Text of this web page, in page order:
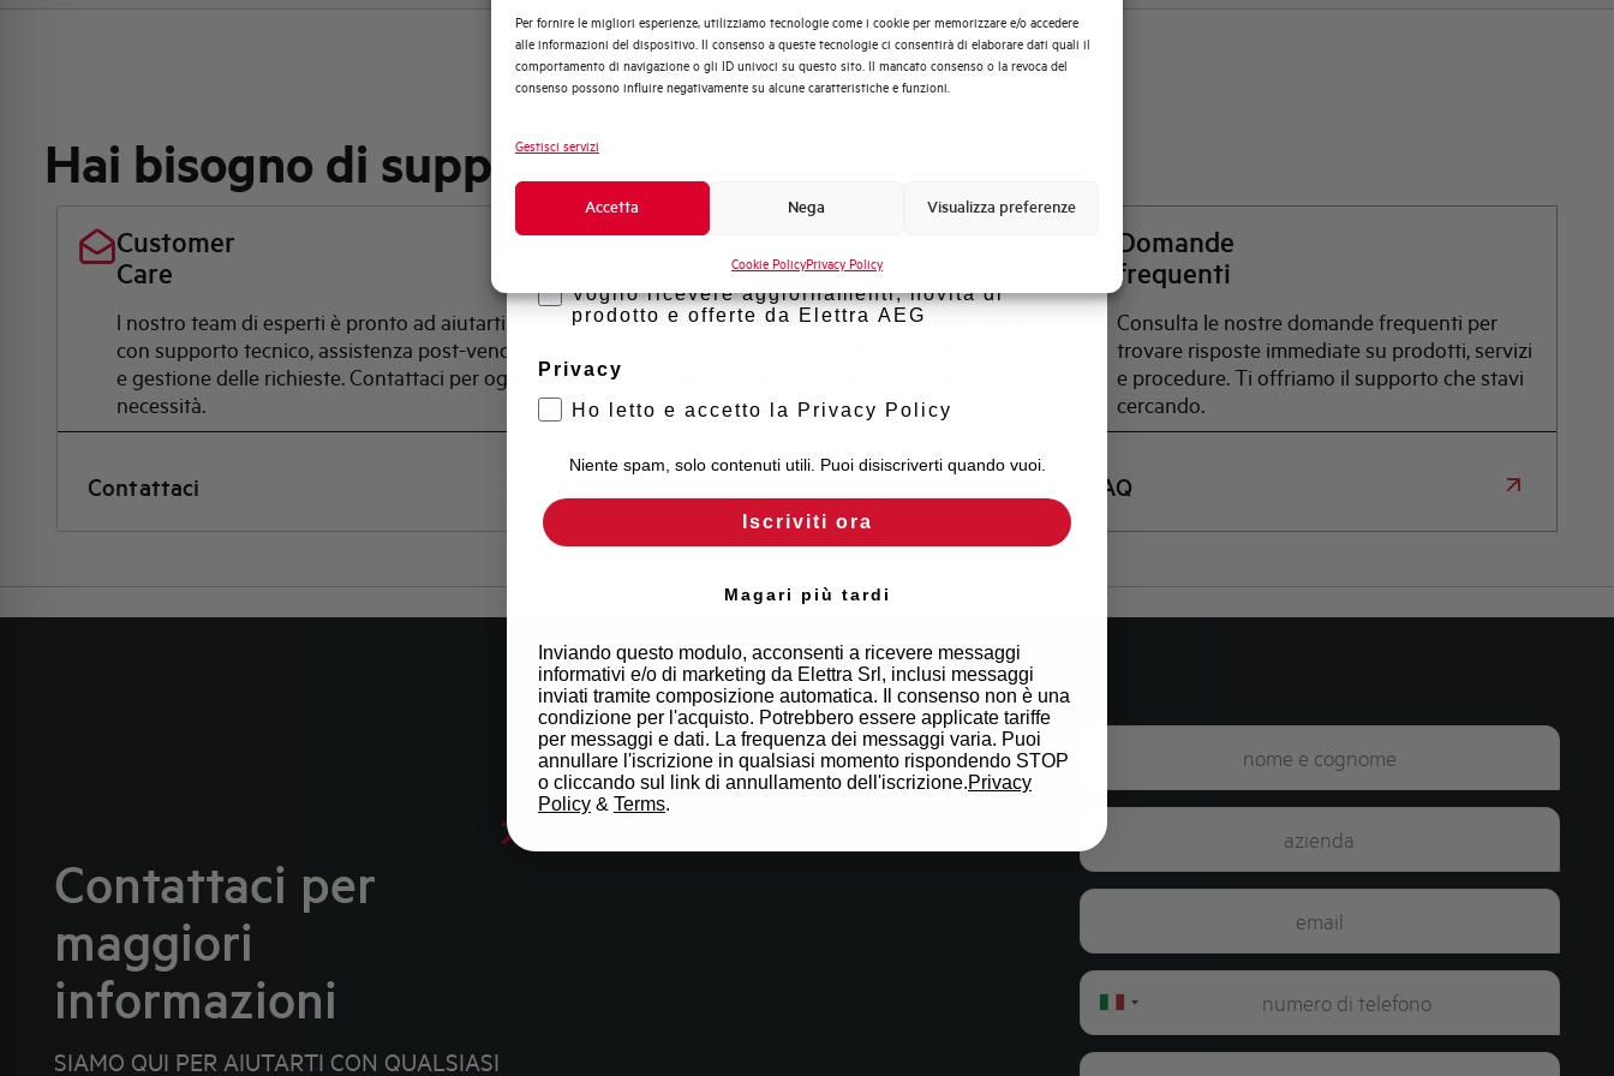
Per fornire le migliori esperienze, utilizziamo tecnologie come i cookie per memorizzare e/o accedere
alle informazioni del dispositivo. Il consenso a queste tecnologie ci consentirà di elaborare dati quali il
comportamento di navigazione o gli ID univoci su questo sito. Il mancato consenso o la revoca del
consenso possono influire negativamente su alcune caratteristiche e funzioni.
Gestisci servizi
Accetta Nega Visualizza preferenze
Cookie PolicyPrivacy Policy
Hai bisogno di supporto?
Customer
Care
l nostro team di esperti è pronto ad aiutarti
con supporto tecnico, assistenza post-vendita
e gestione delle richieste. Contattaci per ogni
necessità.
Contattaci
Scopri dove
acquistare
Trova il punto vendita Elettra più vicino a te e
soluzioni in pochi semplici passi. Scopri come
possiamo aiutarti.
Domande
frequenti
Consulta le nostre domande frequenti per
trovare risposte immediate su prodotti, servizi
e procedure. Ti offriamo il supporto che stavi
cercando.
FAQ
Contattaci per
maggiori
informazioni
SIAMO QUI PER AIUTARTI CON QUALSIASI
Italy
+39
Automazione Industriale
Fotovoltaico
Sistema Quadri
Formazione tecnica
Voglio ricevere aggiornamenti, novità di
prodotto e offerte da Elettra AEG
Privacy
Ho letto e accetto la Privacy Policy
Niente spam, solo contenuti utili. Puoi disiscriverti quando vuoi.
Iscriviti ora
Magari più tardi
Inviando questo modulo, acconsenti a ricevere messaggi
informativi e/o di marketing da Elettra Srl, inclusi messaggi
inviati tramite composizione automatica. Il consenso non è una
condizione per l'acquisto. Potrebbero essere applicate tariffe
per messaggi e dati. La frequenza dei messaggi varia. Puoi
annullare l'iscrizione in qualsiasi momento rispondendo STOP
o cliccando sul link di annullamento dell'iscrizione.Privacy
Policy & Terms.